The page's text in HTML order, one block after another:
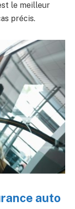
le meilleur
précis.
auto